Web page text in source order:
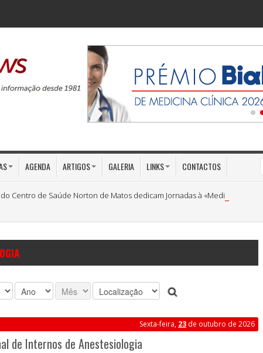
AGENDA ARTIGOS GALERIA LINKS CONTACTOS
Centro de Saúde Norton de Matos dedicam Jornadas à «Medicina
Sexta-feira, 23 de outubro de 2026
de Internos de Anestesiologia